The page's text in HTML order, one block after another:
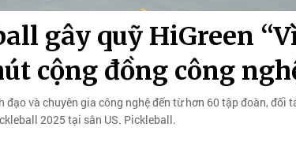
gây quỹ HiGreen
cộng đồng công
đạo và chuyên gia công nghệ đến từ hơn 60 tập đoàn, đối
2025 tại sân US. Pickleball.